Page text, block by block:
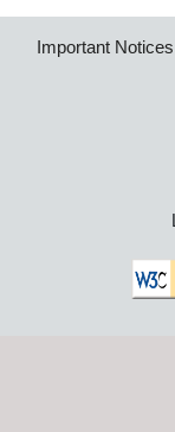
Important Notices